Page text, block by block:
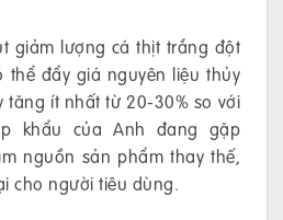
giảm lượng cá thịt trắng đột
thể đẩy giá nguyên liệu thủy
tăng ít nhất từ 20-30% so với
khẩu của Anh đang gặp
nguồn sản phẩm thay thế,
cho người tiêu dùng.